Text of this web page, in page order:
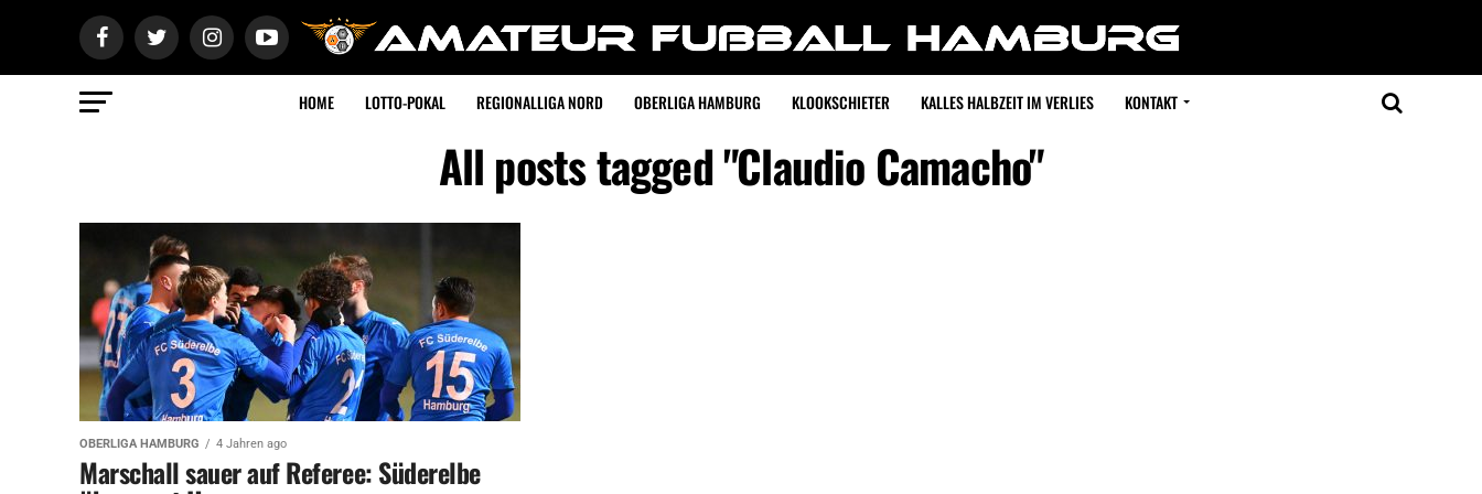
HOME LOTTO-POKAL REGIONALLIGA NORD OBERLIGA HAMBURG KLOOKSCHIETER KALLES HALBZEIT IM VERLIES KONTAKT
All posts tagged "Claudio Camacho"
OBERLIGA HAMBURG 4 Jahren ago
Marschall sauer auf Referee: Süderelbe